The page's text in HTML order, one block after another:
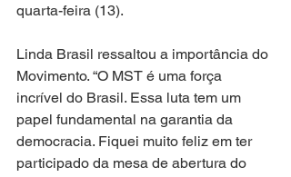
quarta-feira (13).
Linda Brasil ressaltou a importância do
Movimento. “O MST é uma força
incrível do Brasil. Essa luta tem um
papel fundamental na garantia da
democracia. Fiquei muito feliz em ter
participado da mesa de abertura do